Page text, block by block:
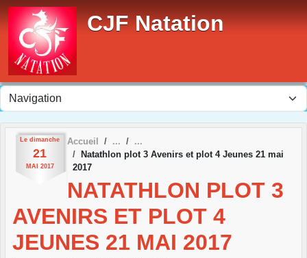
CJF Natation
Le dimanche
21
MAI 2017
Accueil
Natathlon plot 3 Avenirs et plot 4 Jeunes 21 mai
2017
NATATHLON PLOT 3
AVENIRS ET PLOT 4
JEUNES 21 MAI 2017
Panneau de gestion des cookies